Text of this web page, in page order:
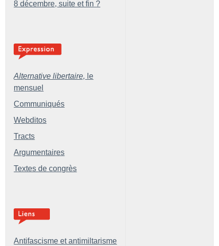
8 décembre, suite et fin ?
Alternative libertaire, le
mensuel
Communiqués
Webditos
Tracts
Argumentaires
Textes de congrès
Antifascisme et antimiltarisme